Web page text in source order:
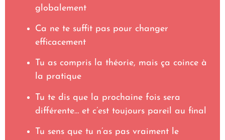
globalement
Ca ne te suffit pas pour changer
efficacement
Tu as compris la théorie, mais ça coince à
la pratique
Tu te dis que la prochaine fois sera
différente… et c’est toujours pareil au final
Tu sens que tu n’as pas vraiment le